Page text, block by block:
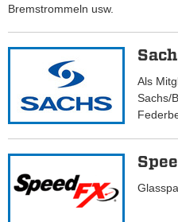
Bremstrommeln usw.
Als
Sachs/